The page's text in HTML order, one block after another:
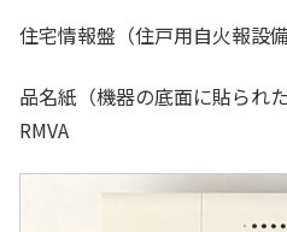
住宅情報盤（住戸用自火報設備
品名紙（機器の底面に貼られ
RMVA